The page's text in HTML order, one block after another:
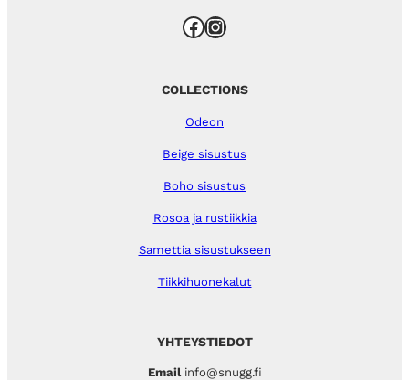
Facebook Instagram
YHTEYSTIEDOT
Emailinfo@snugg.fi
COLLECTIONS
Odeon
Beige sisustus
Boho sisustus
Rosoa ja rustiikkia
Samettia sisustukseen
Tiikkihuonekalut